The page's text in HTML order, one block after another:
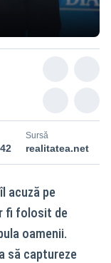
Sursă
realitatea.net
acuză pe
fi folosit de
oamenii.
să captureze